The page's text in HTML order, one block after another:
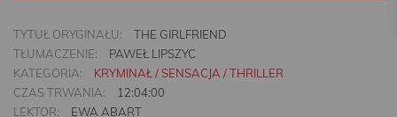
TYTUŁ ORYGINAŁU:
THE GIRLFRIEND
TŁUMACZENIE:
PAWEŁ LIPSZYC
KATEGORIA:
KRYMINAŁ / SENSACJA / THRILLER
CZAS TRWANIA:
12:04:00
LEKTOR:
EWA ABART